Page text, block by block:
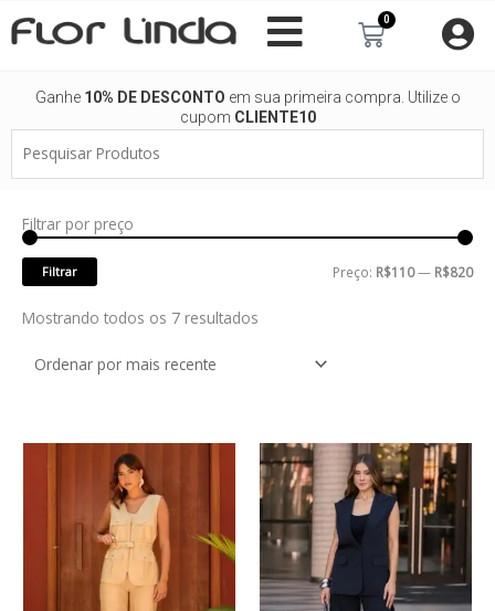
para
0
Carrinho
Ganhe 10% DE DESCONTO em sua primeira compra. Utilize o
cupom CLIENTE10
Produtos
Filtrar por preço
Filtrar Preço: R$110— R$820
Mostrando todos os 7 resultados
variantes.
Este
produto
tem
várias
variantes.
As
opções